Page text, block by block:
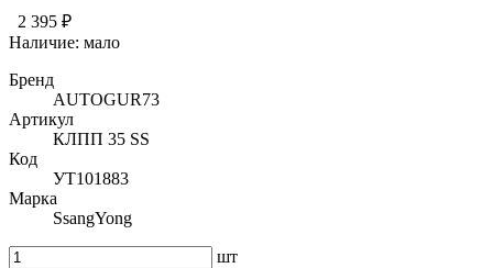
2 395 ₽
Наличие: мало
Бренд
AUTOGUR73
Артикул
КЛПП 35 SS
Код
УТ101883
Марка
SsangYong
шт